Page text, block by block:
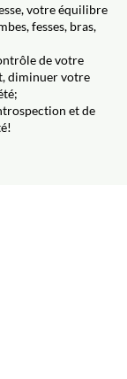
votre équilibre
fesses, bras,
de votre
diminuer votre
et de